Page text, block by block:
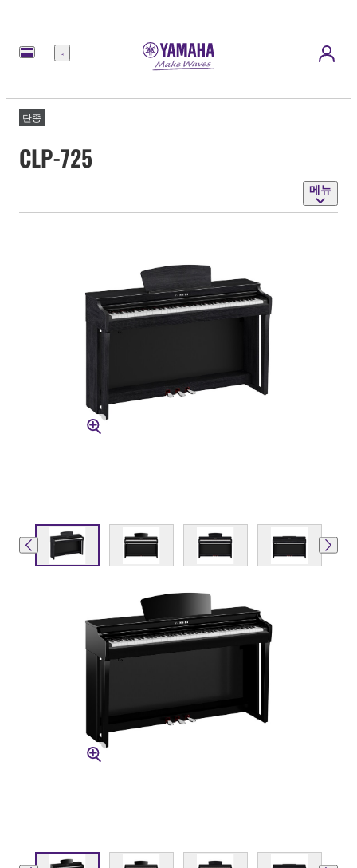
메
단종
CLP-725
메뉴